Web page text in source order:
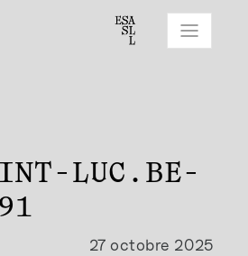
LUC.BE-
27 octobre 2025